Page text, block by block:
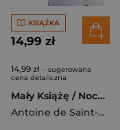
KSIĄŻKA
14,99 zł
14,99 zł - sugerowana
cena detaliczna
Mały Książę / Nocny lot
Antoine de Saint-Exupery